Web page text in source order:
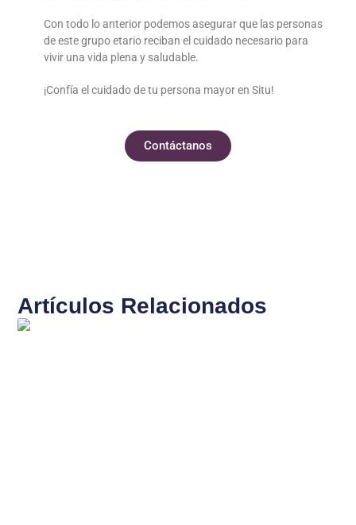
Con todo lo anterior podemos asegurar que las personas
de este grupo etario reciban el cuidado necesario para
vivir una vida plena y saludable.
¡Confía el cuidado de tu persona mayor en Situ!
Contáctanos
Artículos Relacionados